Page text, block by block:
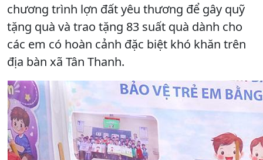
chương trình lợn đất yêu thương để gây quỹ
tặng quà và trao tặng 83 suất quà dành cho
các em có hoàn cảnh đặc biệt khó khăn trên
địa bàn xã Tân Thanh.